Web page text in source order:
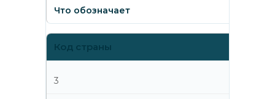
Что обозначает
Код страны
3